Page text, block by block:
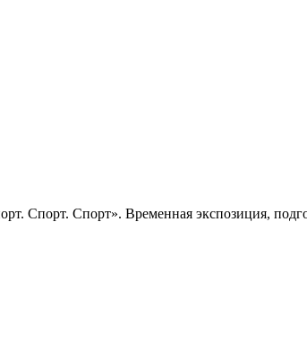
Спорт. Спорт». Временная экспозиция,